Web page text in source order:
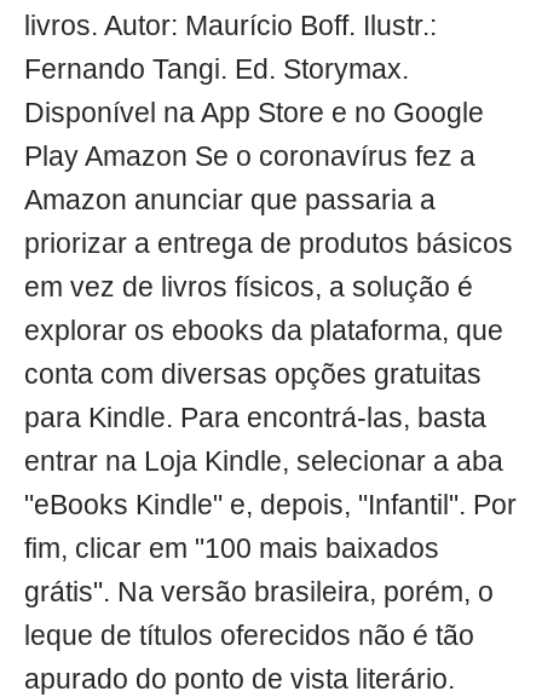
livros. Autor: Maurício Boff. Ilustr.:
Fernando Tangi. Ed. Storymax.
Disponível na App Store e no Google
Play Amazon Se o coronavírus fez a
Amazon anunciar que passaria a
priorizar a entrega de produtos básicos
em vez de livros físicos, a solução é
explorar os ebooks da plataforma, que
conta com diversas opções gratuitas
para Kindle. Para encontrá-las, basta
entrar na Loja Kindle, selecionar a aba
"eBooks Kindle" e, depois, "Infantil". Por
fim, clicar em "100 mais baixados
grátis". Na versão brasileira, porém, o
leque de títulos oferecidos não é tão
apurado do ponto de vista literário.